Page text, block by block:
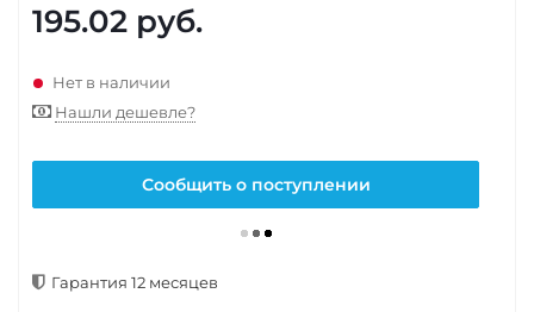
195.02 руб.
Нет в наличии
Нашли дешевле?
Сообщить о поступлении
Гарантия 12 месяцев